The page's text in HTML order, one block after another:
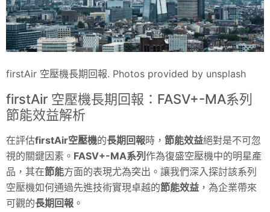
firstAir 空壓機長期回報. Photos provided by unsplash
firstAir 空壓機長期回報：FASV+-MA系列
節能效益解析
在評估firstAir空壓機的長期回報時， 節能效益絕對是不可忽
視的關鍵因素。 FASV+-MA系列 作為復盛空壓機中的明星產
品，其在節能方面的表現尤為突出。讓我們深入探討該系列
空壓機如何通過先進技術實現卓越的節能效益 ，為企業帶來
可觀的長期回報 。